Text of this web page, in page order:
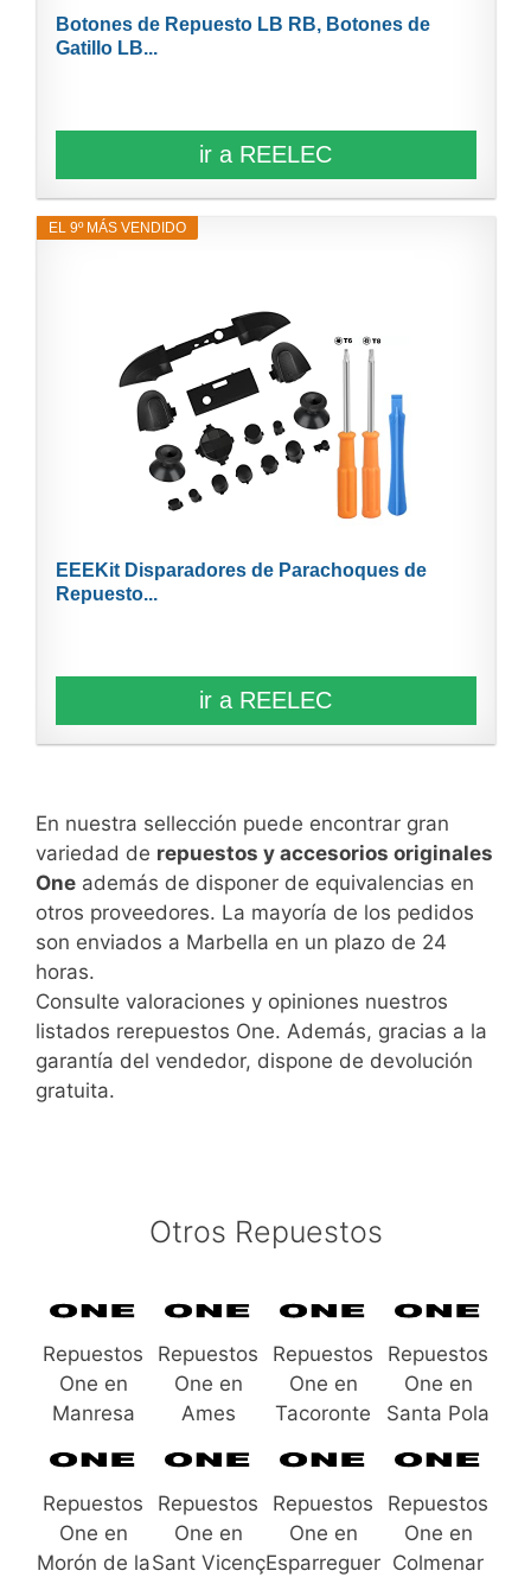
Botones de Repuesto LB RB, Botones de
Gatillo LB...
ir a REELEC
EL 9º MÁS VENDIDO
EEEKit Disparadores de Parachoques de
Repuesto...
ir a REELEC
En nuestra sellección puede encontrar gran
variedad de repuestos y accesorios originales
One además de disponer de equivalencias en
otros proveedores. La mayoría de los pedidos
son enviados a Marbella en un plazo de 24
horas.
Consulte valoraciones y opiniones nuestros
listados rerepuestos One. Además, gracias a la
garantía del vendedor, dispone de devolución
gratuita.
Otros Repuestos
Repuestos
One en
Manresa
Repuestos
One en
Ames
Repuestos
One en
Tacoronte
Repuestos
One en
Santa Pola
Repuestos
One en
Morón de la
Repuestos
One en
Sant Vicenç
Repuestos
One en
Esparreguer
Repuestos
One en
Colmenar